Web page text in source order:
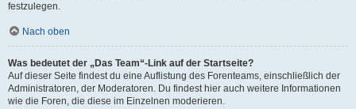
festzulegen.
Nach oben
Was bedeutet der „Das Team“-Link auf der Startseite?
Auf dieser Seite findest du eine Auflistung des Forenteams, einschließlich der
Administratoren, der Moderatoren. Du findest hier auch weitere Informationen
wie die Foren, die diese im Einzelnen moderieren.